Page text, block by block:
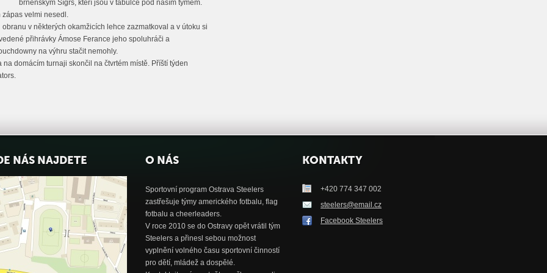
brněnským Sígrs, kteří jsou v tabulce pod naším týmem.
zápas velmi nesedl.
v některých okamžicích lehce zazmatkoval a v útoku si
přihrávky Ámose Ferance jeho spoluhráči a
na výhru stačit nemohly.
domácím turnaji skončil na čtvrtém místě. Příští týden
NÁS NAJDETE O NÁS
Sportovní program Ostrava Steelers
zastřešuje týmy amerického fotbalu, flag
fotbalu a cheerleaders.
V roce 2010 se do Ostravy opět vrátil tým
Steelers a přinesl sebou možnost
vyplnění volného času sportovní činností
pro dětí, mládež a dospělé.
KONTAKTY
+420 774 347 002
steelers@email.cz
Facebook Steelers